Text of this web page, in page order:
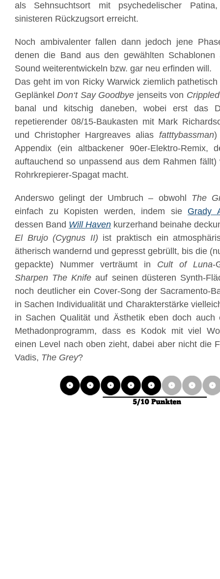
als Sehnsuchtsort mit psychedelischer
sinisteren Rückzugsort erreicht.
Noch ambivalenter fallen dann jedoch jene
denen die Band aus den gewählten Schablonen
Sound weiterentwickeln bzw. gar neu erfinden will.
Das geht im von Ricky Warwick ziemlich
GeplänkelDon‘t Say Goodbye jenseits von
banal und kitschig daneben, wobei erst das
repetierender 08/15-Baukasten mit Mark
und Christopher Hargreaves alias fatttybassman)
Appendix (ein altbackener 90er-Elektro-Remix,
auftauchend so unpassend aus dem Rahmen
Rohrkrepierer-Spagat macht.
Anderswo gelingt der Umbruch – obwohl The
einfach zu Kopisten werden, indem sie Grady
dessen Band Will Haven kurzerhand beinahe
El Brujo (Cygnus II) ist praktisch ein
ätherisch wandernd und gepresst gebrüllt, bis die
gepackte) Nummer verträumt in Cult of Luna-
Sharpen The Knife auf seinen düsteren Synth-
noch deutlicher ein Cover-Song der Sacramento-
in Sachen Individualität und Charakterstärke
in Sachen Qualität und Ästhetik eben doch auch
Methadonprogramm, dass es Kodok mit viel
einen Level nach oben zieht, dabei aber nicht die
Vadis, The Grey?